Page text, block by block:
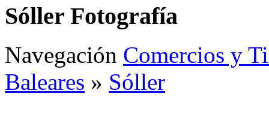
Sóller Fotografía
Navegación Comercios y
Baleares » Sóller